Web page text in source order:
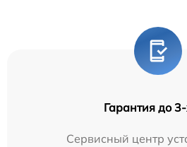
Гарантия до
Сервисный центр